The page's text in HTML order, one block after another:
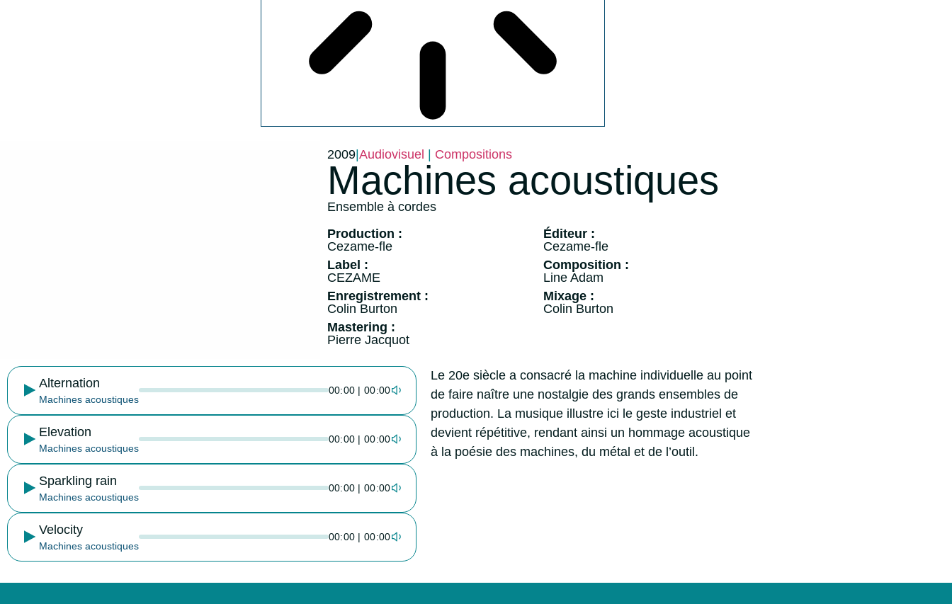
2009|Audiovisuel | Compositions
Machines acoustiques
Ensemble à cordes
Production :
Cezame-fle
Éditeur :
Cezame-fle
Label :
CEZAME
Composition :
Line Adam
Enregistrement :
Colin Burton
Mixage :
Colin Burton
Mastering :
Pierre Jacquot
Alternation
Machines acoustiques
00:00 | 00:00
Elevation
Machines acoustiques
00:00 | 00:00
Sparkling rain
Machines acoustiques
00:00 | 00:00
Velocity
Machines acoustiques
00:00 | 00:00
Le 20e siècle a consacré la machine individuelle au point
de faire naître une nostalgie des grands ensembles de
production. La musique illustre ici le geste industriel et
devient répétitive, rendant ainsi un hommage acoustique
à la poésie des machines, du métal et de l’outil.